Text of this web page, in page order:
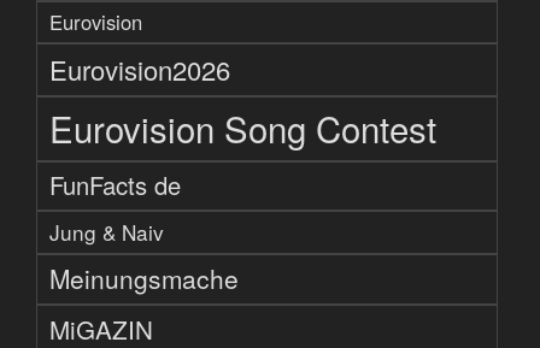
Eurovision
Eurovision2026
Eurovision Song Contest
FunFacts de
Jung & Naiv
Meinungsmache
MiGAZIN